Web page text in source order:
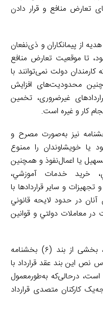
تعارض منافع و قرار دادن
از پیمانکاران و ذی‌نفعان
تا موقعیت تعارض منافع
دولت نمی‌توانند با
چنین محدودیت‌های افزایش
غیرضروری، تخمین
کار و غیره است.
بند (۶) این بخشنامه نیز به‌صورت مصرح و
یا خویشاوندان را ممنوع
يا اعمال‌نفوذ و همچنين
خريد خدمات آموزشي،
تجهيزات و ساير قراردادها با
آنان در حدود لايحه قانوني
در معاملات دولتي و قوانين
البته لازم به ذکر است بیان شود، بخشی از بند (۶) بخشنامه
نص این بند عقد قرارداد با
درحالی‌که به‌طورمعمول
کارکنان متصدی قرارداد